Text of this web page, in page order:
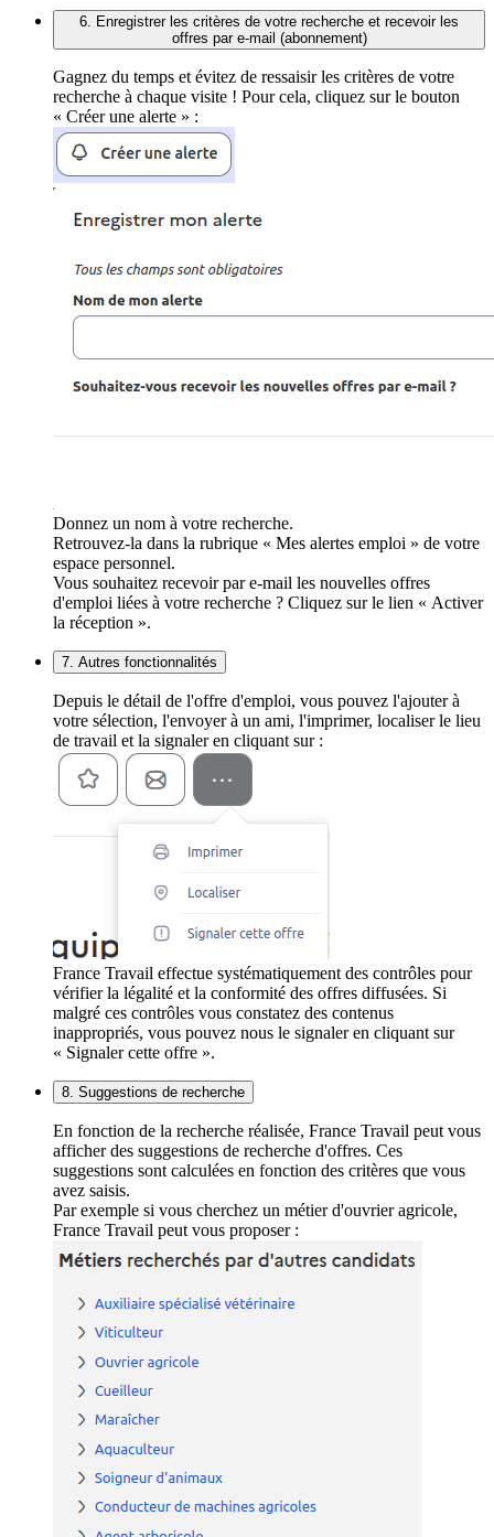
6. Enregistrer les critères de votre recherche et recevoir les
offres par e-mail (abonnement)
Gagnez du temps et évitez de ressaisir les critères de votre
recherche à chaque visite ! Pour cela, cliquez sur le bouton
« Créer une alerte » :
Donnez un nom à votre recherche.
Retrouvez-la dans la rubrique « Mes alertes emploi » de votre
espace personnel.
Vous souhaitez recevoir par e-mail les nouvelles offres
d'emploi liées à votre recherche ? Cliquez sur le lien « Activer
la réception ».
7. Autres fonctionnalités
Depuis le détail de l'offre d'emploi, vous pouvez l'ajouter à
votre sélection, l'envoyer à un ami, l'imprimer, localiser le lieu
de travail et la signaler en cliquant sur :
France Travail effectue systématiquement des contrôles pour
vérifier la légalité et la conformité des offres diffusées. Si
malgré ces contrôles vous constatez des contenus
inappropriés, vous pouvez nous le signaler en cliquant sur
« Signaler cette offre ».
8. Suggestions de recherche
En fonction de la recherche réalisée, France Travail peut vous
afficher des suggestions de recherche d'offres. Ces
suggestions sont calculées en fonction des critères que vous
avez saisis.
Par exemple si vous cherchez un métier d'ouvrier agricole,
France Travail peut vous proposer :